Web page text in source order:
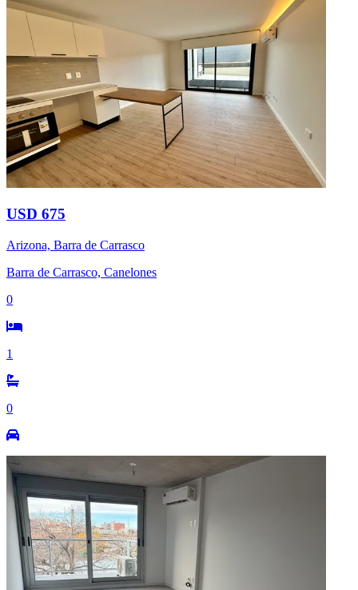
USD 675
Arizona, Barra de Carrasco
Barra de Carrasco, Canelones
0
1
0